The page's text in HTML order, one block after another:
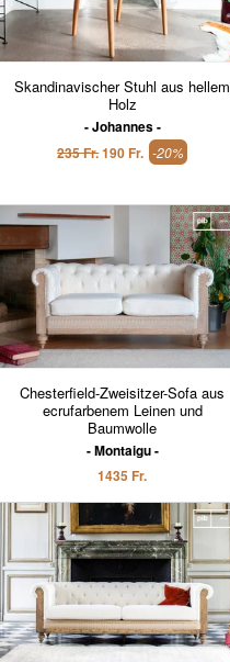
Skandinavischer Stuhl aus hellem
Holz
Johannes
235 Fr.190 Fr. -20%
Chesterfield-Zweisitzer-Sofa aus
ecrufarbenem Leinen und
Baumwolle
Montaigu
1435 Fr.